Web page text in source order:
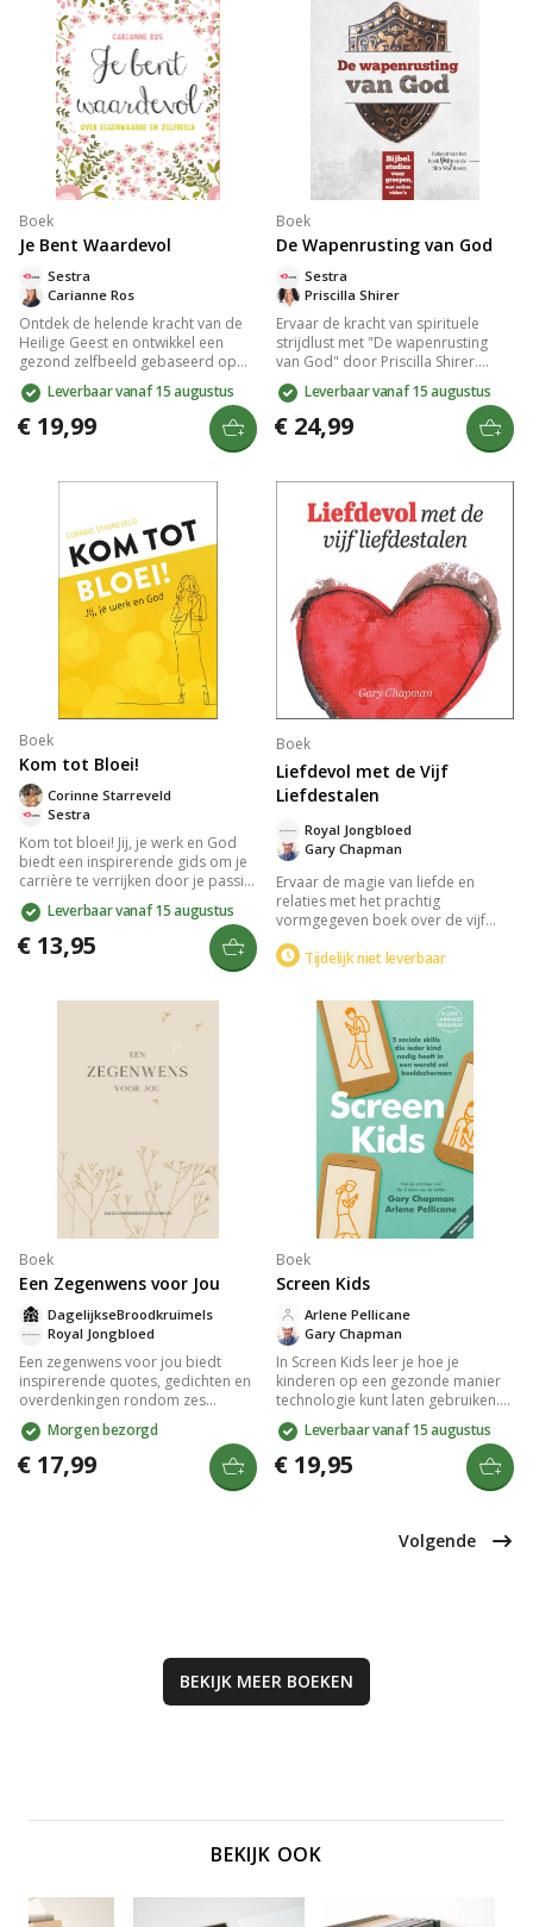
Boek
Je Bent Waardevol
Carianne Ros
Sestra
Ontdek de helende kracht van de
Heilige Geest en ontwikkel een
gezond zelfbeeld gebaseerd op
Gods liefde. Carianne Ros onthult
hoe een negatief zelfbeeld
ontstaat en biedt praktische tips en
opdrachten voor vrouwen om hun
eigenwaarde te hervinden. Perfect
Leverbaar vanaf 15 augustus
€ 19,99
Boek
De Wapenrusting van God
Priscilla Shirer
Sestra
Ervaar de kracht van spirituele
strijdlust met "De wapenrusting
van God" door Priscilla Shirer.
Deze zesweekse bijbelstudie biedt
dagelijkse inzichten en toegang tot
zeven online video's. Versterk je
veerkracht en bescherm je relaties
Leverbaar vanaf 15 augustus
€ 24,99
Boek
Kom tot Bloei!
Sestra
Corinne Starreveld
Kom tot bloei! Jij, je werk en God
biedt een inspirerende gids om je
carrière te verrijken door je passie
te vinden en je unieke talenten in te
zetten. Corinne Starreveld deelt
persoonlijke verhalen over stress,
ambitie, emoties en meer, met
praktische tests die je loopbaan
Leverbaar vanaf 15 augustus
€ 13,95
Boek
Liefdevol met de Vijf
Liefdestalen
Gary Chapman
Royal Jongbloed
Ervaar de magie van liefde en
relaties met het prachtig
vormgegeven boek over de vijf
talen van de liefde: positieve
woorden, tijd en aandacht,
lichamelijke aanraking. Ideaal als
huwelijkscadeau, biedt het
waardevolle inzichten om je
liefdestalen te begrijpen en te
spreken.
Tijdelijk niet leverbaar
Boek
Een Zegenwens voor Jou
Royal Jongbloed
DagelijkseBroodkruimels
Een zegenwens voor jou biedt
inspirerende quotes, gedichten en
overdenkingen rondom zes
bijbelse thema's. Dit prachtig
vormgegeven cadeauboek
combineert woordschatten met full
colour afbeeldingen. Ideaal om
langere tijd te overdenken, maak je
Morgen bezorgd
€ 17,99
Boek
Screen Kids
Gary Chapman
Arlene Pellicane
In Screen Kids leer je hoe je
kinderen op een gezonde manier
technologie kunt laten gebruiken.
Het boek biedt inzichten en
verhalen om
schermafhankelijkheid in huis te
verminderen en belicht vijf
essentiële sociale vaardigheden
vriendschap, dankbaarheid,
zelfbeheersing, sorry zeggen en
Leverbaar vanaf 15 augustus
€ 19,95
Volgende
BEKIJK MEER BOEKEN
BEKIJK OOK